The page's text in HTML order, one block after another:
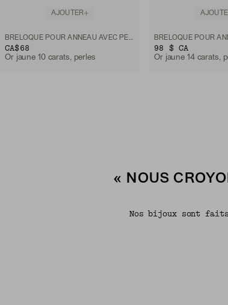
AJOUTER
CA$68
Or jaune 10 carats, perles
98 $ CA
Or jaune 14 carats,
« NOUS
Nos bijoux sont